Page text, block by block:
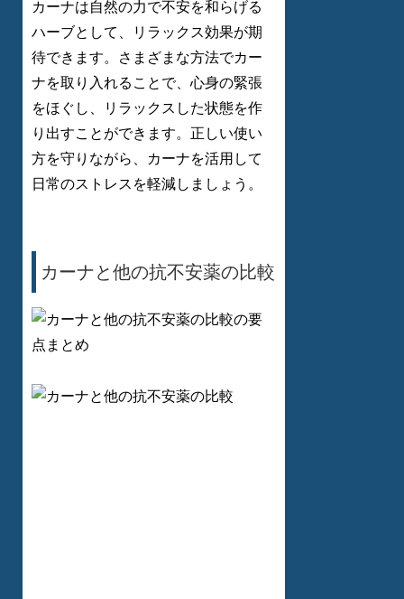
カーナは自然の力で不安を和らげる
ハーブとして、リラックス効果が期
待できます。さまざまな方法でカー
ナを取り入れることで、心身の緊張
をほぐし、リラックスした状態を作
り出すことができます。正しい使い
方を守りながら、カーナを活用して
日常のストレスを軽減しましょう。
カーナと他の抗不安薬の比較